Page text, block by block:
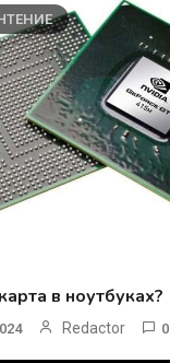
в ноутбуках?
Redactor 0